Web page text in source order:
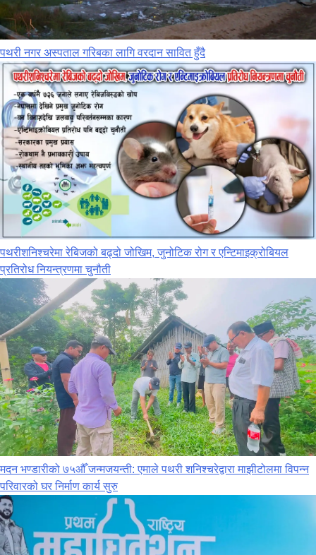
पथरी नगर अस्पताल गरिबका लागि वरदान सावित हुँदै
पथरीशनिश्‍चरेमा रेबिजको बढ्दो जोखिम, जुनोटिक रोग र एन्टिमाइक्रोबियल
प्रतिरोध नियन्त्रणमा चुनौती
मदन भण्डारीको ७५औँ जन्मजयन्ती: एमाले पथरी शनिश्चरेद्वारा माझीटोलमा विपन्न
परिवारको घर निर्माण कार्य सुरु